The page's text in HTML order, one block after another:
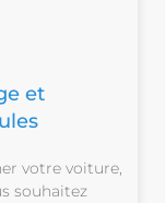
et
votre voiture,
souhaitez